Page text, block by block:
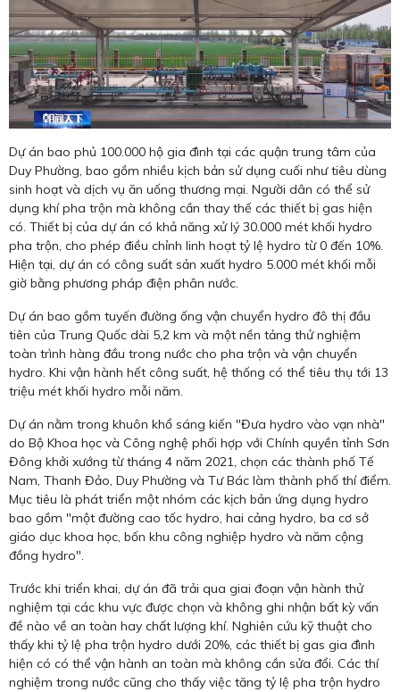
Dự án bao phủ 100.000 hộ gia đình tại các quận trung tâm của
Duy Phường, bao gồm nhiều kịch bản sử dụng cuối như tiêu dùng
sinh hoạt và dịch vụ ăn uống thương mại. Người dân có thể sử
dụng khí pha trộn mà không cần thay thế các thiết bị gas hiện
có. Thiết bị của dự án có khả năng xử lý 30.000 mét khối hydro
pha trộn, cho phép điều chỉnh linh hoạt tỷ lệ hydro từ 0 đến 10%.
Hiện tại, dự án có công suất sản xuất hydro 5.000 mét khối mỗi
giờ bằng phương pháp điện phân nước.
Dự án bao gồm tuyến đường ống vận chuyển hydro đô thị đầu
tiên của Trung Quốc dài 5,2 km và một nền tảng thử nghiệm
toàn trình hàng đầu trong nước cho pha trộn và vận chuyển
hydro. Khi vận hành hết công suất, hệ thống có thể tiêu thụ tới 13
triệu mét khối hydro mỗi năm.
Dự án nằm trong khuôn khổ sáng kiến "Đưa hydro vào vạn nhà"
do Bộ Khoa học và Công nghệ phối hợp với Chính quyền tỉnh Sơn
Đông khởi xướng từ tháng 4 năm 2021, chọn các thành phố Tế
Nam, Thanh Đảo, Duy Phường và Tư Bác làm thành phố thí điểm.
Mục tiêu là phát triển một nhóm các kịch bản ứng dụng hydro
bao gồm "một đường cao tốc hydro, hai cảng hydro, ba cơ sở
giáo dục khoa học, bốn khu công nghiệp hydro và năm cộng
đồng hydro".
Trước khi triển khai, dự án đã trải qua giai đoạn vận hành thử
nghiệm tại các khu vực được chọn và không ghi nhận bất kỳ vấn
đề nào về an toàn hay chất lượng khí. Nghiên cứu kỹ thuật cho
thấy khi tỷ lệ pha trộn hydro dưới 20%, các thiết bị gas gia đình
hiện có có thể vận hành an toàn mà không cần sửa đổi. Các thí
nghiệm trong nước cũng cho thấy việc tăng tỷ lệ pha trộn hydro